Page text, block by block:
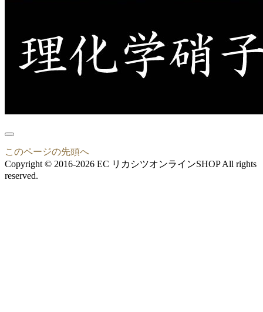
このページの先頭へ
Copyright © 2016-2026 EC リカシツオンラインSHOP All rights
reserved.